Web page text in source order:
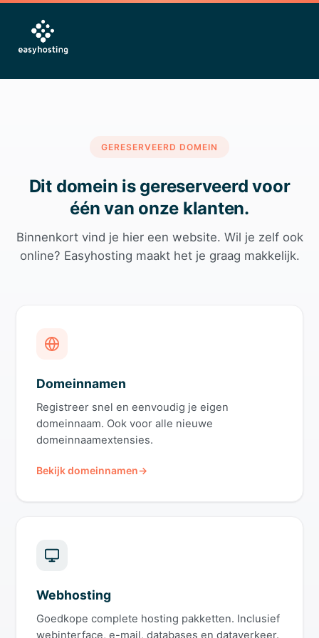
GERESERVEERD DOMEIN
Dit domein is gereserveerd voor
één van onze klanten.
Binnenkort vind je hier een website. Wil je zelf ook
online? Easyhosting maakt het je graag makkelijk.
Domeinnamen
Registreer snel en eenvoudig je eigen
domeinnaam. Ook voor alle nieuwe
domeinnaamextensies.
Bekijk domeinnamen
Webhosting
Goedkope complete hosting pakketten. Inclusief
webinterface, e-mail, databases en dataverkeer.